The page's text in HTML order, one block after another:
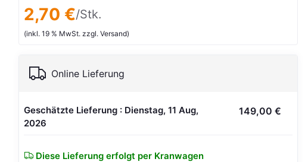
2,70 €/Stk.
(inkl. 19 % MwSt. zzgl. Versand)
Online Lieferung
Geschätzte Lieferung : Dienstag, 11 Aug,
2026
149,00 €
Diese Lieferung erfolgt per Kranwagen